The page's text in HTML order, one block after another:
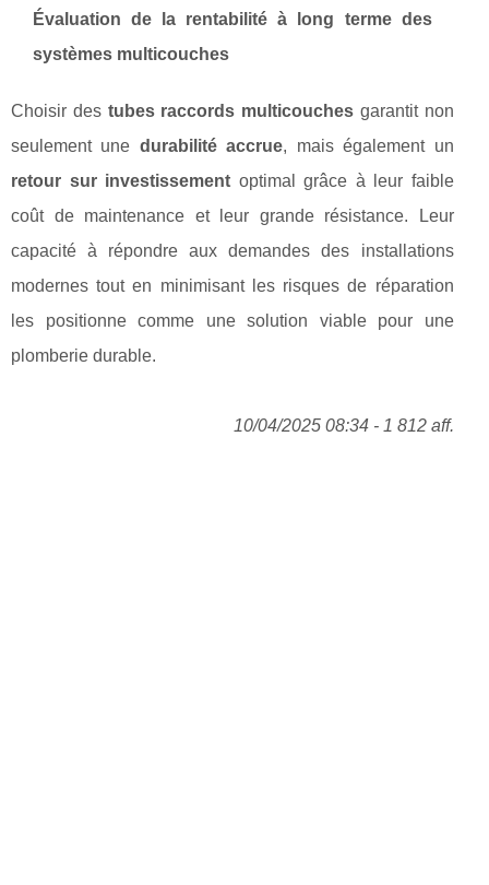
Évaluation de la rentabilité à long terme des
systèmes multicouches
Choisir des tubes raccords multicouches garantit non
seulement une durabilité accrue, mais également un
retour sur investissement optimal grâce à leur faible
coût de maintenance et leur grande résistance. Leur
capacité à répondre aux demandes des installations
modernes tout en minimisant les risques de réparation
les positionne comme une solution viable pour une
plomberie durable.
10/04/2025 08:34 - 1 812 aff.